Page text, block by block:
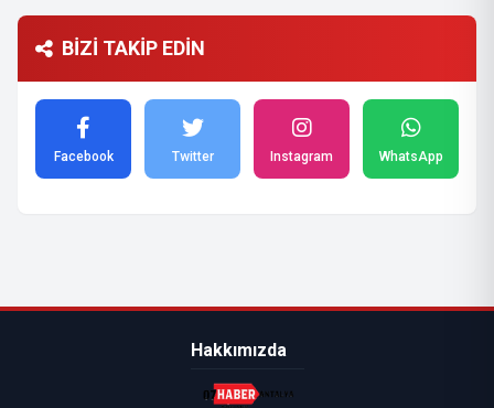
BİZİ TAKİP EDİN
Facebook Twitter Instagram WhatsApp
Hakkımızda